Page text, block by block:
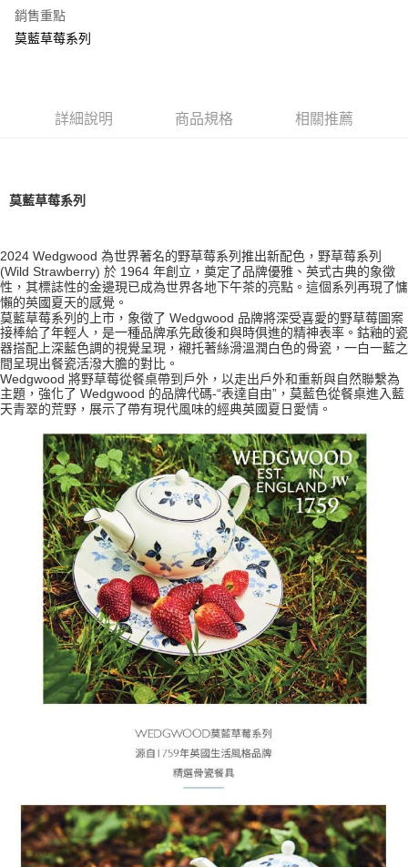
元大商業銀行
台新國際商業銀行
運送方式
銷售重點
莫藍草莓系列
詳細說明 商品規格 相關推薦
莫藍草莓系列
2024 Wedgwood 為世界著名的野草莓系列推出新配色，野草莓系列
(Wild Strawberry) 於 1964 年創立，奠定了品牌優雅、英式古典的象徵
性，其標誌性的金邊現已成為世界各地下午茶的亮點。這個系列再現了慵
懶的英國夏天的感覺。
莫藍草莓系列的上市，象徵了 Wedgwood 品牌將深受喜愛的野草莓圖案
接棒給了年輕人，是一種品牌承先啟後和與時俱進的精神表率。鈷釉的瓷
器搭配上深藍色調的視覺呈現，襯托著絲滑溫潤白色的骨瓷，一白一藍之
間呈現出餐瓷活潑大膽的對比。
Wedgwood 將野草莓從餐桌帶到戶外，以走出戶外和重新與自然聯繫為
主題，強化了 Wedgwood 的品牌代碼-“表達自由”，莫藍色從餐桌進入藍
天青翠的荒野，展示了帶有現代風味的經典英國夏日愛情。